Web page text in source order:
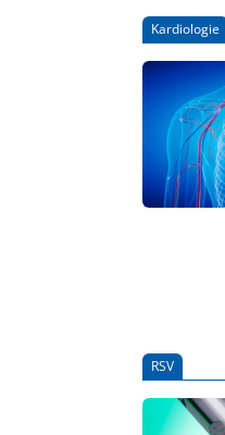
Kardiologie
RSV